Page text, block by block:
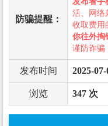
防骗提醒：
活、网络
收取费用
你往外掏
谨防诈骗
发布时间 2025-
浏览 347 次